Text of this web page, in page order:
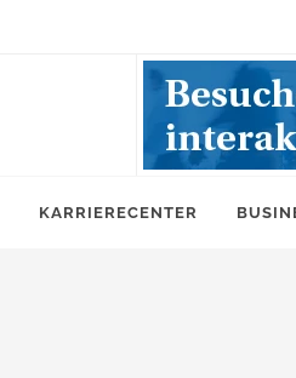
KARRIERECENTER